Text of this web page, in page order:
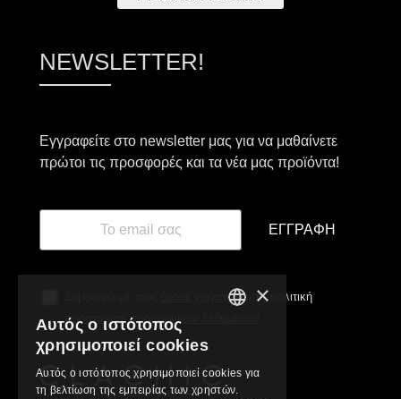
NEWSLETTER!
Εγγραφείτε στο newsletter μας για να μαθαίνετε
πρώτοι τις προσφορές και τα νέα μας προϊόντα!
ΕΓΓΡΑΦΉ
όρους χρήσηςκαι τη πολιτική
προστασίας προσωπικών δεδομένων
×
Αυτός ο ιστότοπος
χρησιμοποιεί cookies
Αυτός ο ιστότοπος χρησιμοποιεί cookies για
τη βελτίωση της εμπειρίας των χρηστών.